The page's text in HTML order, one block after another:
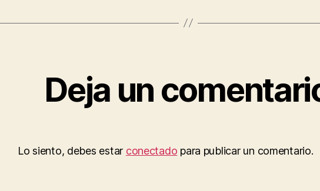
Deja un
Lo siento, debes estar conectado para publicar un comentario.